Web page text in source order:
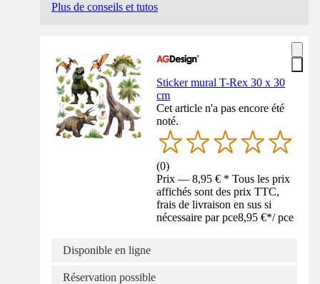
Plus de conseils et tutos
Sticker mural T-Rex 30 x 30
cm
Cet article n'a pas encore été
noté.
(0)
Prix — 8,95 € * Tous les prix
affichés sont des prix TTC,
frais de livraison en sus si
nécessaire par pce8,95 €*/ pce
Disponible en ligne
Réservation possible